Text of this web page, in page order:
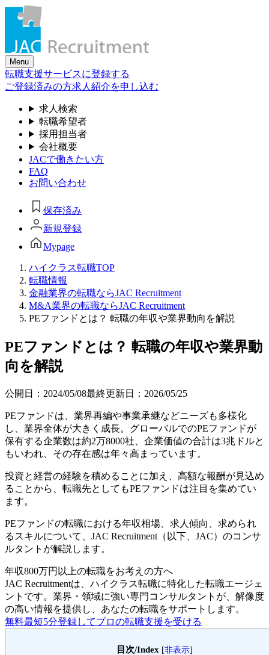
Skip
content
Menu
転職支援サービスに登録する
ご登録済みの方求人紹介を申し込む
求人検索
転職希望者
採用担当者
会社概要
JACで働きたい方
FAQ
お問い合わせ
保存済み
新規登録
Mypage
ハイクラス転職TOP
転職情報
金融業界の転職ならJAC Recruitment
M&A業界の転職ならJAC Recruitment
PEファンドとは？ 転職の年収や業界動向を解説
PEファンドとは？ 転職の年収や業界動
向を解説
公開日： 2024/05/08最終更新日： 2026/05/25
PEファンドは、業界再編や事業承継などニーズも多様化
し、業界全体が大きく成長。グローバルでのPEファンドが
保有する企業数は約2万8000社、企業価値の合計は3兆ドルと
もいわれ、その存在感は年々高まっています。
投資と経営の経験を積めることに加え、高額な報酬が見込め
ることから、転職先としてもPEファンドは注目を集めてい
ます。
PEファンドの転職における年収相場、求人傾向、求められ
るスキルについて、JAC Recruitment（以下、JAC）のコンサ
ルタントが解説します。
年収800万円以上の転職をお考えの方へ
JAC Recruitmentは、ハイクラス転職に特化した転職エージェ
ントです。 業界・領域に強い専門コンサルタントが、解像度
の高い情報を提供し、あなたの転職をサポートします。
無料最短5分登録してプロの転職支援を受ける
目次/Index [非表示]